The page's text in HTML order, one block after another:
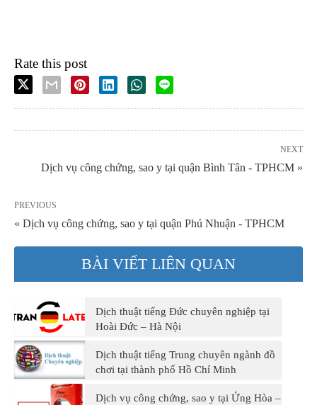
Rate this post
NEXT
Dịch vụ công chứng, sao y tại quận Bình Tân - TPHCM »
PREVIOUS
« Dịch vụ công chứng, sao y tại quận Phú Nhuận - TPHCM
BÀI VIẾT LIÊN QUAN
Dịch thuật tiếng Đức chuyên nghiệp tại
Hoài Đức – Hà Nội
Dịch thuật tiếng Trung chuyên ngành đồ
chơi tại thành phố Hồ Chí Minh
Dịch vụ công chứng, sao y tại Ứng Hòa –